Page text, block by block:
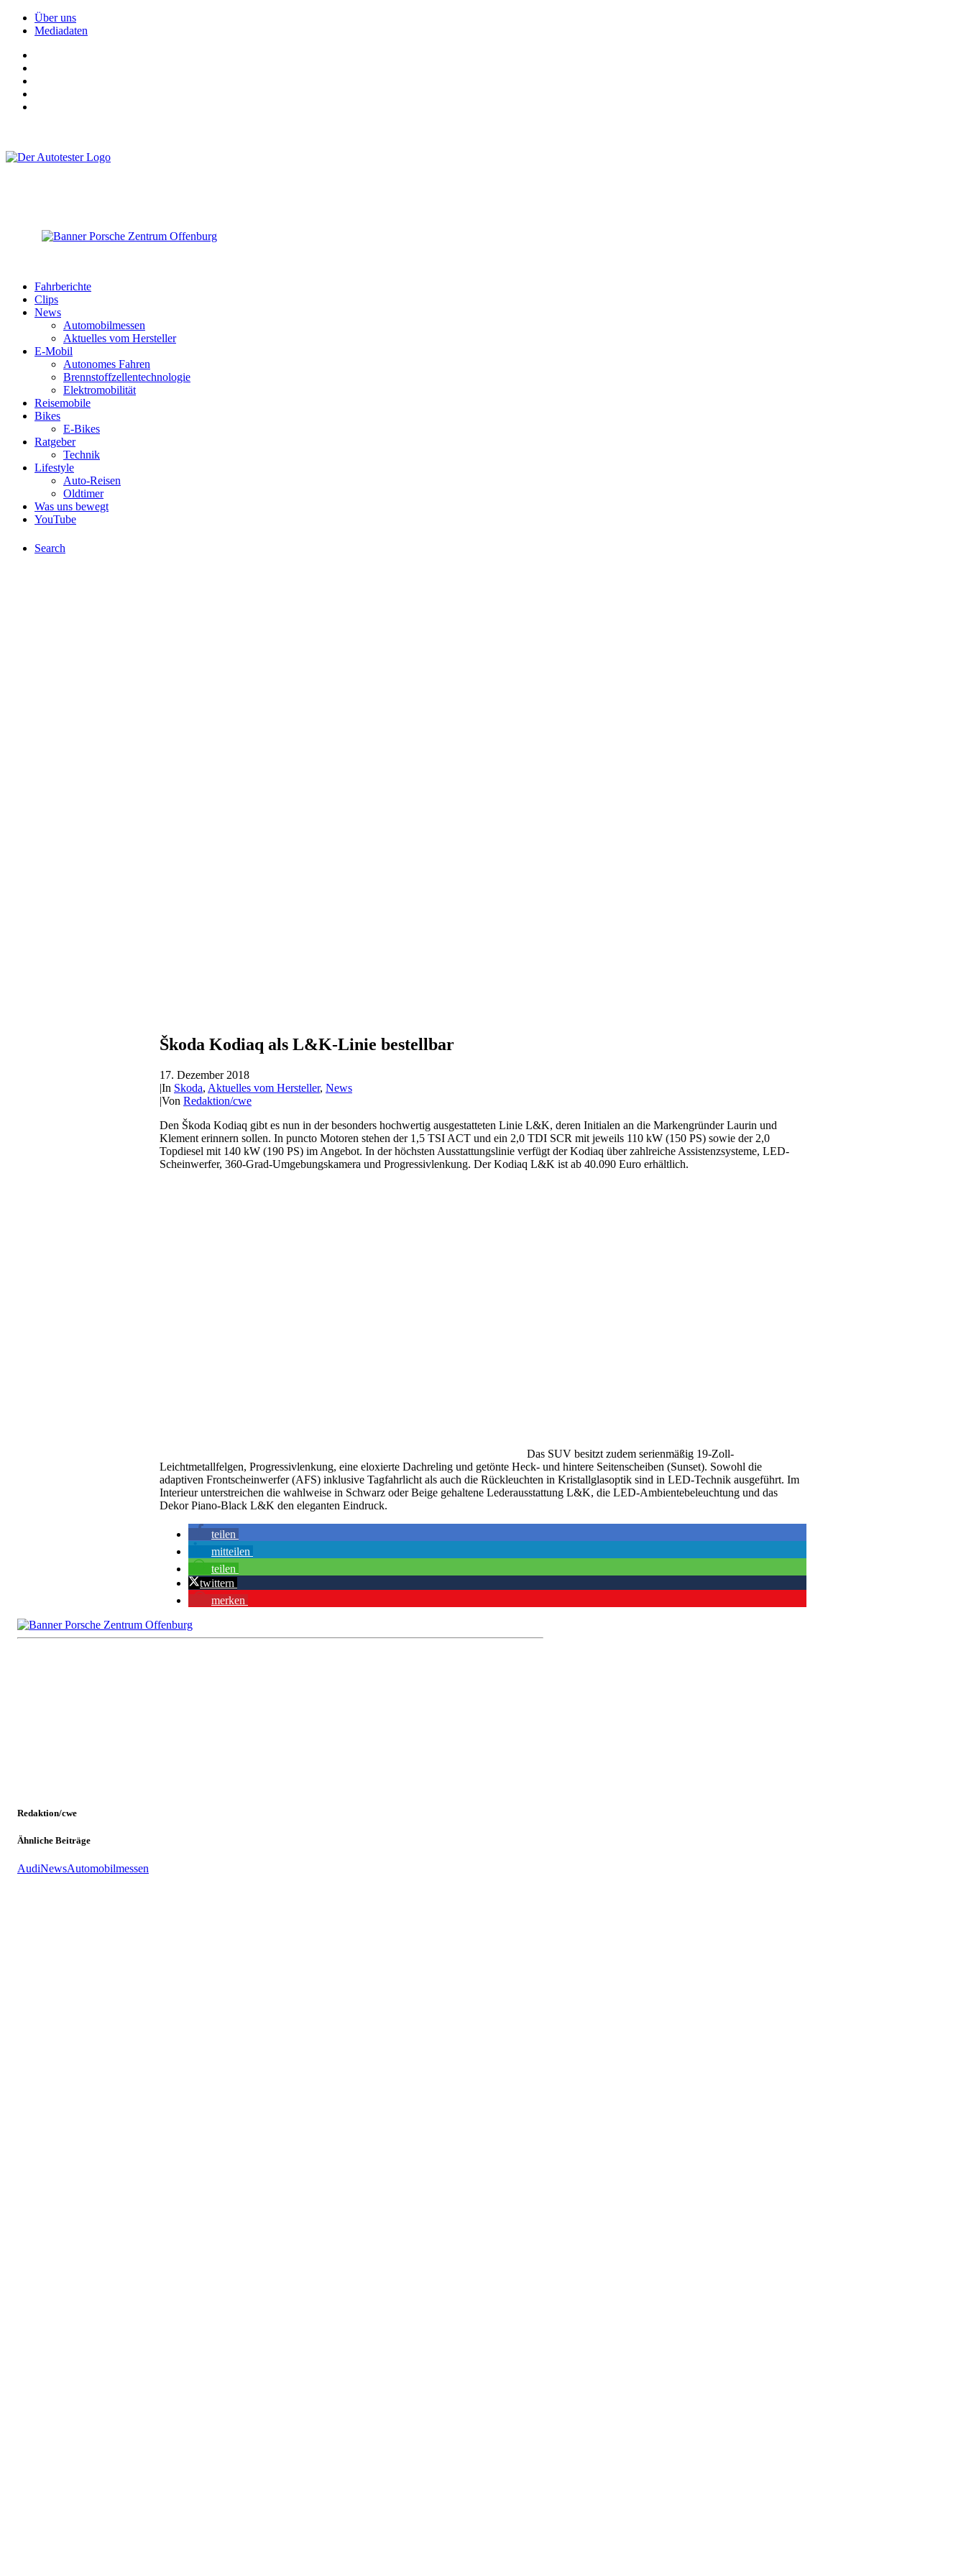
Über uns
Mediadaten
Fahrberichte
Clips
News
Automobilmessen
Aktuelles vom Hersteller
E-Mobil
Autonomes Fahren
Brennstoffzellentechnologie
Elektromobilität
Reisemobile
Bikes
E-Bikes
Ratgeber
Technik
Lifestyle
Auto-Reisen
Oldtimer
Was uns bewegt
YouTube
Search
Škoda Kodiaq als L&K-Linie bestellbar
17. Dezember 2018
|In Skoda, Aktuelles vom Hersteller, News
|Von Redaktion/cwe
Den Škoda Kodiaq gibt es nun in der besonders hochwertig ausgestatteten Linie L&K, deren Initialen an die Markengründer Laurin und
Klement erinnern sollen. In puncto Motoren stehen der 1,5 TSI ACT und ein 2,0 TDI SCR mit jeweils 110 kW (150 PS) sowie der 2,0
Topdiesel mit 140 kW (190 PS) im Angebot. In der höchsten Ausstattungslinie verfügt der Kodiaq über zahlreiche Assistenzsysteme, LED-
Scheinwerfer, 360-Grad-Umgebungskamera und Progressivlenkung. Der Kodiaq L&K ist ab 40.090 Euro erhältlich.
Das SUV besitzt zudem serienmäßig 19-Zoll-
Leichtmetallfelgen, Progressivlenkung, eine eloxierte Dachreling und getönte Heck- und hintere Seitenscheiben (Sunset). Sowohl die
adaptiven Frontscheinwerfer (AFS) inklusive Tagfahrlicht als auch die Rückleuchten in Kristallglasoptik sind in LED-Technik ausgeführt. Im
Interieur unterstreichen die wahlweise in Schwarz oder Beige gehaltene Lederausstattung L&K, die LED-Ambientebeleuchtung und das
Dekor Piano-Black L&K den eleganten Eindruck.
teilen
mitteilen
teilen
twittern
merken
Redaktion/cwe
Ähnliche Beiträge
AudiNewsAutomobilmessen